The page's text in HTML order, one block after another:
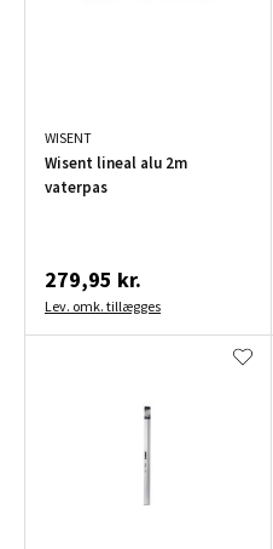
WISENT
Wisent lineal alu 2m
vaterpas
279,95 kr.
Lev. omk. tillægges